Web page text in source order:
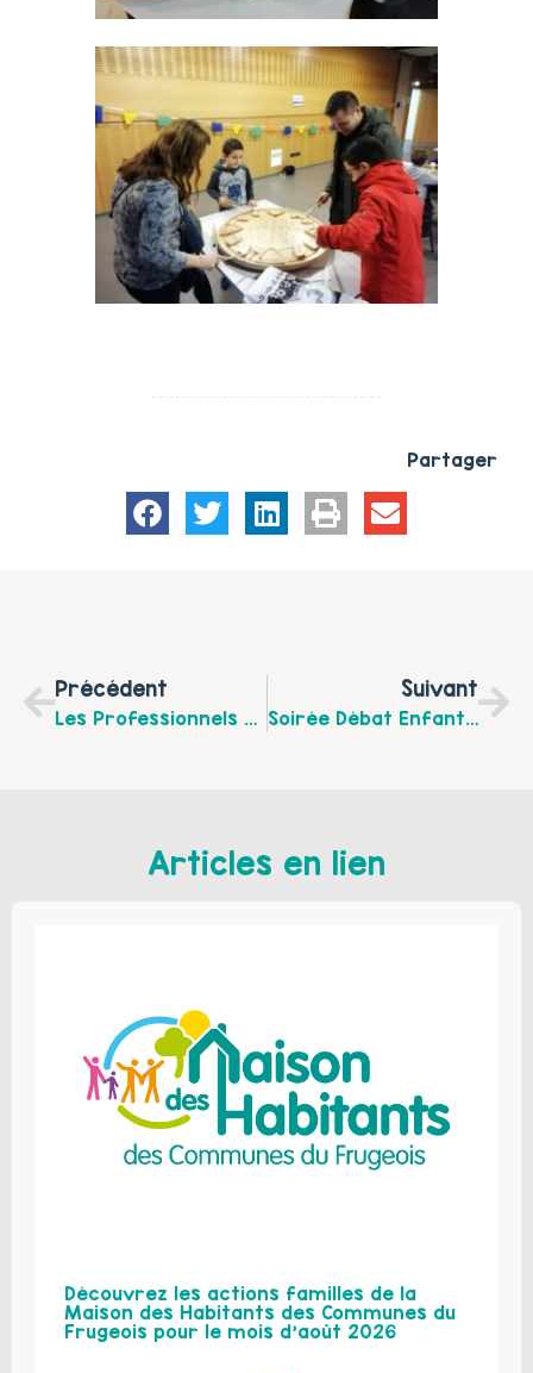
Partager
Précédent
Les Professionnels D'Hucqueliers Et Environs Souhaitent Connaître L'avis Des Parents Du Territoire Sur La Place Des Écrans Dans La Famille
Suivant
Soirée Débat Enfants Et Écrans "La Nature Des Risques" Le Mardi 10 Mars 2020 De 18h30 À 20h30 À L'école De Ruisseauville
Articles en lien
Découvrez les actions familles de la
Maison des Habitants des Communes du
Frugeois pour le mois d’août 2026